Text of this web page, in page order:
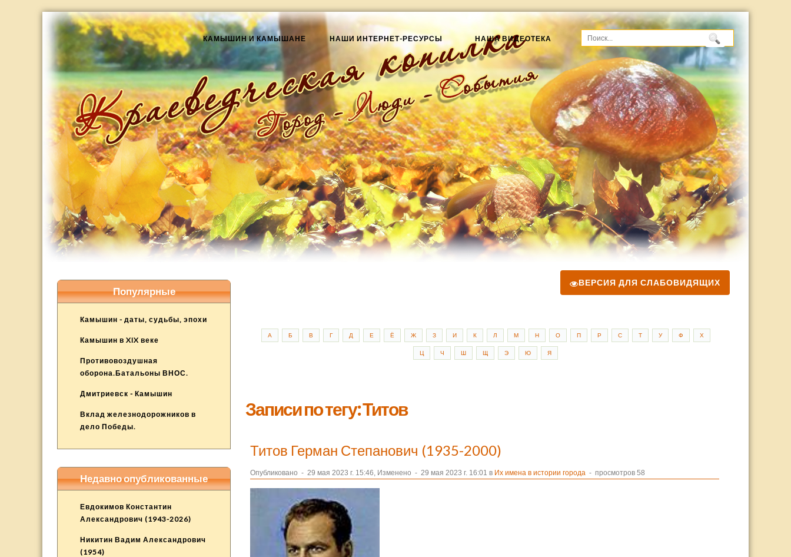
КАМЫШИН И КАМЫШАНЕ НАШИ ИНТЕРНЕТ-РЕСУРСЫ НАША ВИДЕОТЕКА
ВЕРСИЯ ДЛЯ СЛАБОВИДЯЩИХ
А Б В Г Д Е Ё Ж З И К Л М Н О П Р С Т У Ф Х
Ц Ч Ш Щ Э Ю Я
Записи по тегу: Титов
Титов Герман Степанович (1935-2000)
Опубликовано - 29 мая 2023 г. 15:46, Изменено - 29 мая 2023 г. 16:01 в Их имена в истории города - просмотров 58
Популярные
Камышин - даты, судьбы, эпохи
Камышин в XIX веке
Противовоздушная
оборона.Батальоны ВНОС.
Дмитриевск - Камышин
Вклад железнодорожников в
дело Победы.
Недавно опубликованные
Евдокимов Константин
Александрович (1943-2026)
Никитин Вадим Александрович
(1954)